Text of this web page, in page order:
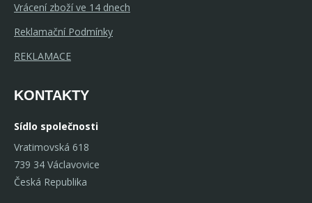
Vrácení zboží ve 14 dnech
Reklamační Podmínky
REKLAMACE
KONTAKTY
Sídlo společnosti
Vratimovská 618
739 34 Václavovice
Česká Republika